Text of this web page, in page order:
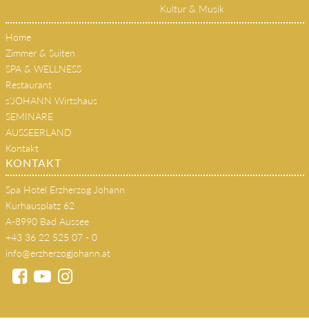
Kultur & Musik
Home
Zimmer & Suiten
SPA & WELLNESS
Restaurant
s'JOHANN Wirtshaus
SEMINARE
AUSSEERLAND
Kontakt
KONTAKT
Spa Hotel Erzherzog Johann
Kurhausplatz 62
A-8990 Bad Aussee
+43 36 22 525 07 - 0
info@erzherzogjohann.at